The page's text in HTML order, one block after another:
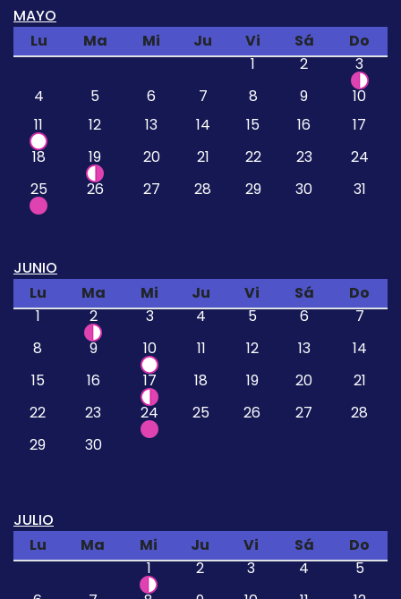
MAYO
Lu
Ma Mi Ju Vi Sá
Do
1
2
3
4
5 6 7 8 9
10
11
12 13 14 15 16
17
18
19 20 21 22 23
24
25
26 27 28 29 30 31
JUNIO
Lu
Ma Mi Ju Vi Sá
Do
1
2 3 4 5 6
7
8
9 10 11 12 13
14
15
16 17 18 19 20
21
22
23 24 25 26 27
28
29
30
JULIO
Lu
Ma Mi Ju Vi Sá
Do
1
2 3 4
5